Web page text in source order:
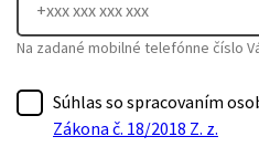
Na zadané mobilné telefónne číslo
Súhlas so spracovaním
Zákona č. 18/2018 Z. z.